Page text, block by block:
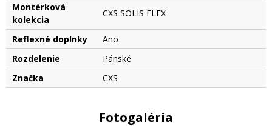
Montérková
kolekcia
CXS SOLIS FLEX
Reflexné doplnky
Ano
Rozdelenie
Pánské
Značka
CXS
Fotogaléria